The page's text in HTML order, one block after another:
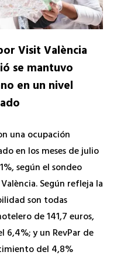
Visit València
se mantuvo
en un nivel
una ocupación
en los meses de julio
según el sondeo
Según refleja la
son todas
de 141,7 euros,
y un RevPar de
del 4,8%